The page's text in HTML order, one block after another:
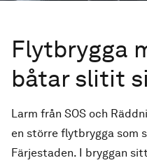
Flytbrygga
båtar slitit
Larm från SOS och
en större flytbrygga som
Färjestaden. I bryggan